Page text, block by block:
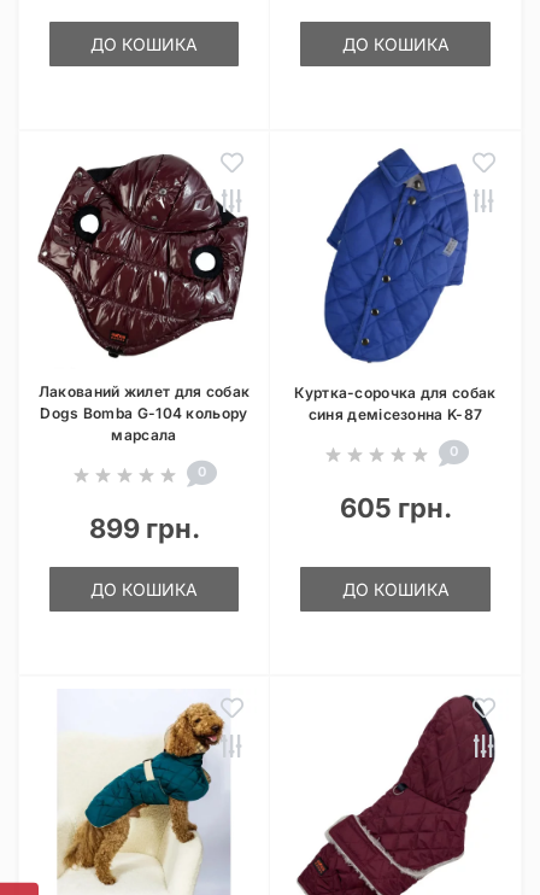
ДО КОШИКА ДО КОШИКА
Лакований жилет для собак
Dogs Bomba G-104 кольору
марсала
0
899 грн.
ДО КОШИКА
Куртка-сорочка для собак
синя демісезонна K-87
0
605 грн.
ДО КОШИКА